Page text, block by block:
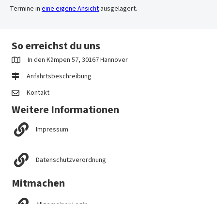
Termine in eine eigene Ansicht ausgelagert.
So erreichst du uns
In den Kämpen 57, 30167 Hannover
Anfahrtsbeschreibung
Kontakt
Weitere Informationen
Impressum
Datenschutzverordnung
Mitmachen